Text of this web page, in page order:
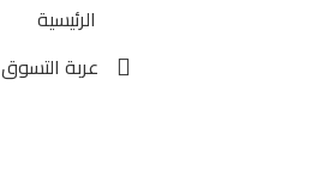
الرئيسية
عربة التسوق